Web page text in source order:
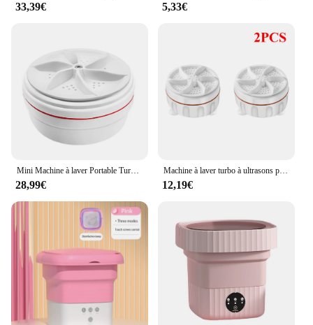
33,39€ 5,33€
Mini Machine à laver Portable Turbo, pour le nettoyage des sous-vêtements et des chaussettes, à ultrasons, pour la maison et les voyages
28,99€
Machine à laver turbo à ultrasons portable, mini machine à laver rotative, laveuse de voyage, bulle d'air, 1 à 5 pièces
12,19€